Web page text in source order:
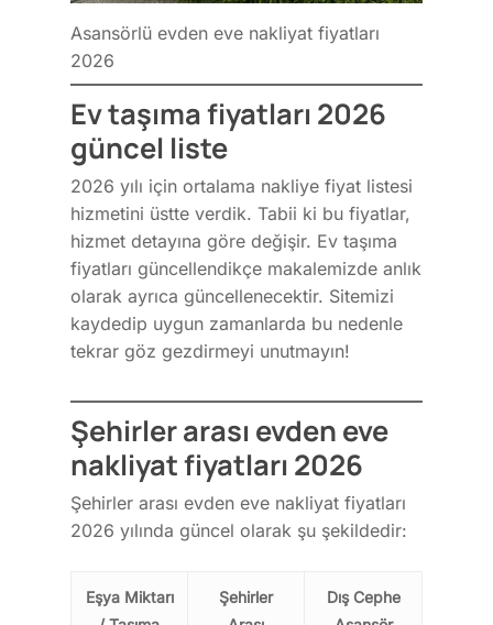
Asansörlü evden eve nakliyat fiyatları
2026
Ev taşıma fiyatları 2026
güncel liste
2026 yılı için ortalama nakliye fiyat listesi
hizmetini üstte verdik. Tabii ki bu fiyatlar,
hizmet detayına göre değişir. Ev taşıma
fiyatları güncellendikçe makalemizde anlık
olarak ayrıca güncellenecektir. Sitemizi
kaydedip uygun zamanlarda bu nedenle
tekrar göz gezdirmeyi unutmayın!
Şehirler arası evden eve
nakliyat fiyatları 2026
Şehirler arası evden eve nakliyat fiyatları
2026 yılında güncel olarak şu şekildedir:
Eşya Miktarı
Şehirler
Dış Cephe